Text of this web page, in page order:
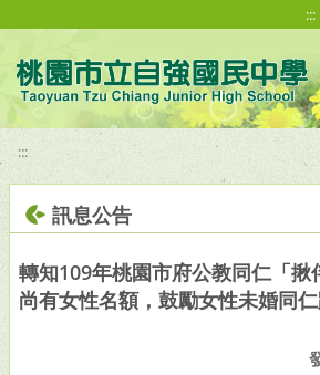
:::
:::
訊息公告
轉知109年桃園市府公教同仁「揪
尚有女性名額，鼓勵女性未婚同